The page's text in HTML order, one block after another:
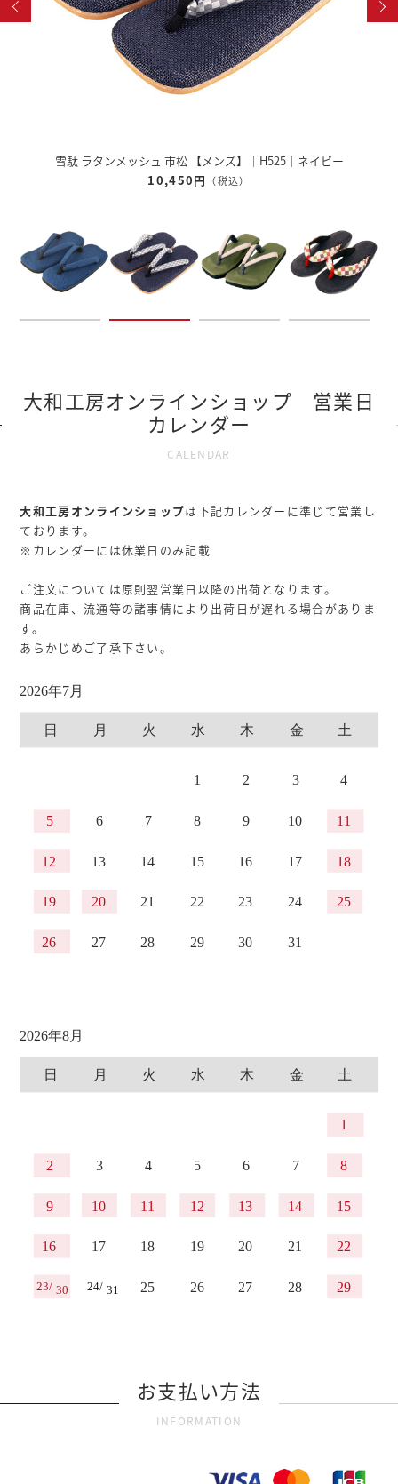
雪駄 ラタンメッシュ 市松 【メンズ】｜H525｜ネイビー
10,450円 （税込）
大和工房オンラインショップ 営業日
カレンダー
CALENDAR
大和工房オンラインショップは下記カレンダーに準じて営業し
ております。
※カレンダーには休業日のみ記載
ご注文については原則翌営業日以降の出荷となります。
商品在庫、流通等の諸事情により出荷日が遅れる場合がありま
す。
あらかじめご了承下さい。
お支払い方法
INFORMATION